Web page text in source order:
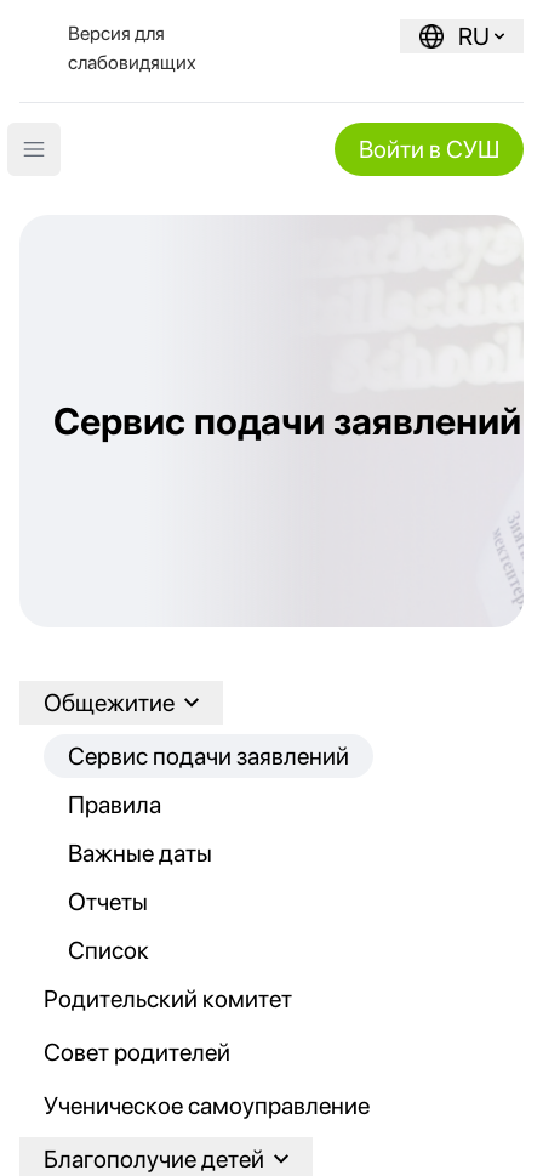
Версия для
слабовидящих
RU
Open main menu Войти в СУШ
Сервис подачи заявлений
Общежитие
Сервис подачи заявлений
Правила
Важные даты
Отчеты
Список
Родительский комитет
Совет родителей
Ученическое самоуправление
Благополучие детей